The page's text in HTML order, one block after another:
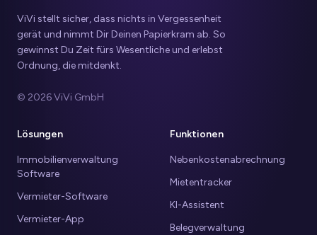
ViVi stellt sicher, dass nichts in Vergessenheit
gerät und nimmt Dir Deinen Papierkram ab. So
gewinnst Du Zeit fürs Wesentliche und erlebst
Ordnung, die mitdenkt.
© 2026 ViVi GmbH
Funktionen
Nebenkostenabrechnung
Mietentracker
KI-Assistent
Belegverwaltung
Lösungen
Immobilienverwaltung
Software
Vermieter-Software
Vermieter-App